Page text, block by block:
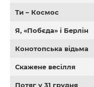
Ти – Космос
Я, «Побєда» і Берлін
Конотопська відьма
Скажене весілля
Потяг у 31 грудня